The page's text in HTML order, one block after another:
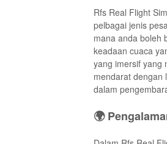
Rfs Real Flight
pelbagai jenis
mana anda boleh
keadaan cuaca
yang imersif yang
mendarat dengan
dalam
🌍